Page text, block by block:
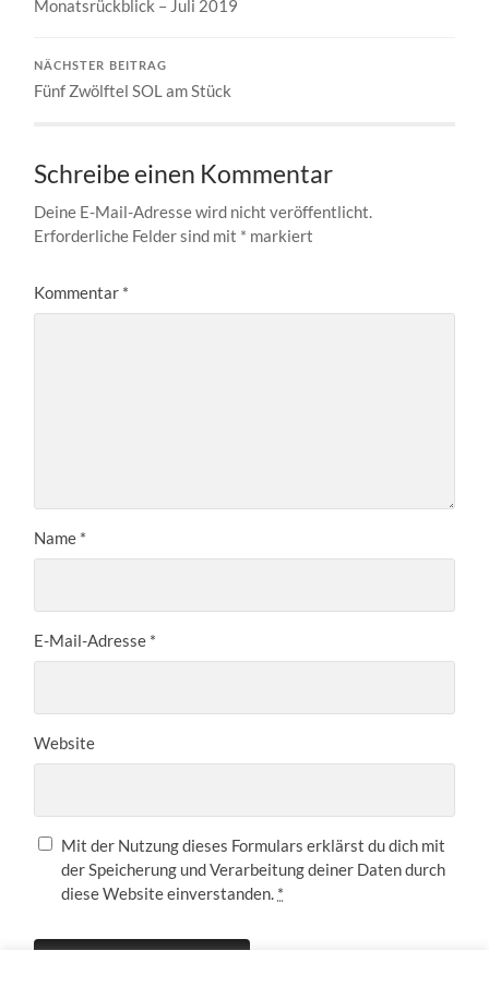
Monatsrückblick – Juli 2019
NÄCHSTER BEITRAG
Fünf Zwölftel SOL am Stück
Schreibe einen Kommentar
Deine E-Mail-Adresse wird nicht veröffentlicht.
Erforderliche Felder sind mit * markiert
Kommentar *
Name *
E-Mail-Adresse *
Website
Mit der Nutzung dieses Formulars erklärst du dich mit
der Speicherung und Verarbeitung deiner Daten durch
diese Website einverstanden. *